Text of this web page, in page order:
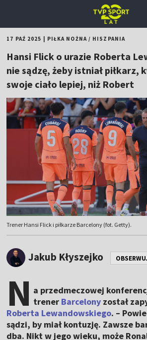
17 PAŹ 2025 PIŁKA NOŻNA/ HISZPANIA
Hansi Flick o urazie Roberta
nie sądzę, żeby istniał piłkarz,
swoje ciało lepiej, niż Robert
Trener Hansi Flick i piłkarze Barcelony (fot. Getty).
Jakub Kłyszejko
N a przedmeczowej
trener Barcelony został
Roberta Lewandowskiego. –
sądzi, by miał kontuzję. Zawsze
dba. Nikt w jego wieku, może